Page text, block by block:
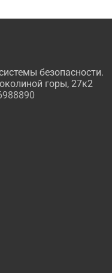
безопасности.
горы, 27к2